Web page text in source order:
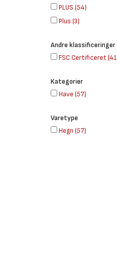
PLUS (54)
Plus (3)
Andre klassificeringer
FSC Certificeret(41
Kategorier
Have (57)
Varetype
Hegn (57)